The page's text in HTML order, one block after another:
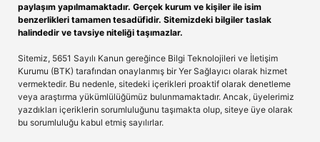
paylaşım yapılmamaktadır. Gerçek kurum ve kişiler ile isim
benzerlikleri tamamen tesadüfidir. Sitemizdeki bilgiler taslak
halindedir ve tavsiye niteliği taşımazlar.
Sitemiz, 5651 Sayılı Kanun gereğince Bilgi Teknolojileri ve İletişim
Kurumu (BTK) tarafından onaylanmış bir Yer Sağlayıcı olarak hizmet
vermektedir. Bu nedenle, sitedeki içerikleri proaktif olarak denetleme
veya araştırma yükümlülüğümüz bulunmamaktadır. Ancak, üyelerimiz
yazdıkları içeriklerin sorumluluğunu taşımakta olup, siteye üye olarak
bu sorumluluğu kabul etmiş sayılırlar.